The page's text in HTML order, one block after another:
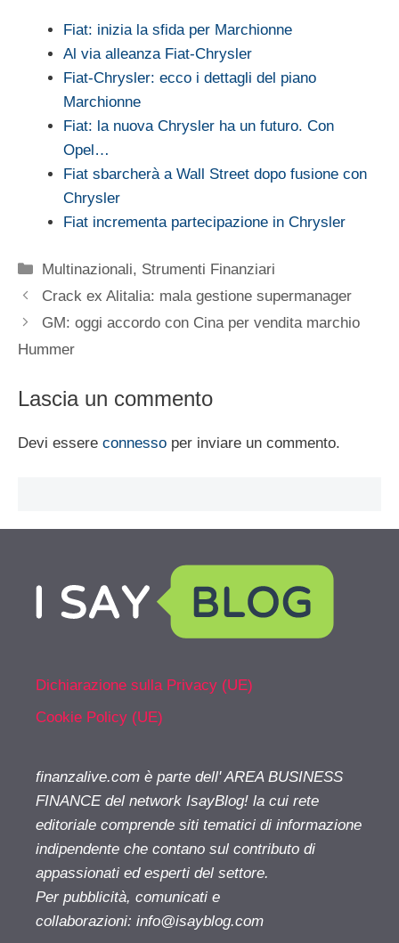
Fiat: inizia la sfida per Marchionne
Al via alleanza Fiat-Chrysler
Fiat-Chrysler: ecco i dettagli del piano
Marchionne
Fiat: la nuova Chrysler ha un futuro. Con
Opel…
Fiat sbarcherà a Wall Street dopo fusione con
Chrysler
Fiat incrementa partecipazione in Chrysler
Categorie
Multinazionali, Strumenti Finanziari
Crack ex Alitalia: mala gestione supermanager
GM: oggi accordo con Cina per vendita marchio
Hummer
Lascia un commento
Devi essere connesso per inviare un commento.
Dichiarazione sulla Privacy (UE)
Cookie Policy (UE)
finanzalive.com è parte dell' AREA BUSINESS
FINANCE del network IsayBlog! la cui rete
editoriale comprende siti tematici di informazione
indipendente che contano sul contributo di
appassionati ed esperti del settore.
Per pubblicità, comunicati e
collaborazioni: info@isayblog.com